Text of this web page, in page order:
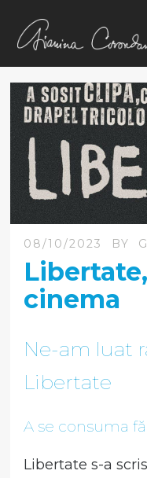
08/10/2023 BY
cinema
Ne-am luat
Libertate
A se consuma
Libertate s-a